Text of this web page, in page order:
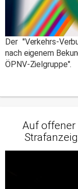
Der "Verkehrs-
nach eigenem
ÖPNV-Zielgruppe".
Auf offener